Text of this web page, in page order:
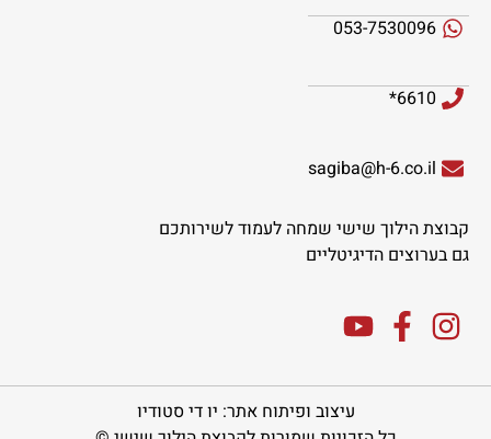
053-7530096
6610*
sagiba@h-6.co.il
קבוצת הילוך שישי שמחה לעמוד לשירותכם
גם בערוצים הדיגיטליים
עיצוב ופיתוח אתר: יו די סטודיו